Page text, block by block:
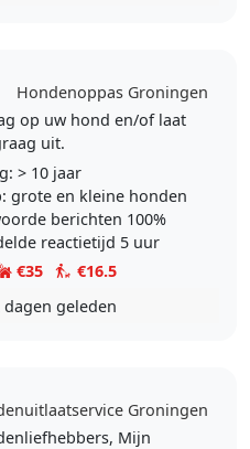
Hondenoppas Groningen
op uw hond en/of laat
uit.
> 10 jaar
grote en kleine honden
berichten 100%
reactietijd 5 uur
€35
€16.5
dagen geleden
Groningen
Mijn